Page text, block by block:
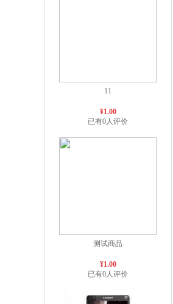
11
¥1.00
已有0人评价
测试商品
¥1.00
已有0人评价